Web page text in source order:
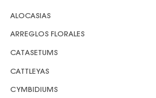
ALOCASIAS
ARREGLOS FLORALES
CATASETUMS
CATTLEYAS
CYMBIDIUMS